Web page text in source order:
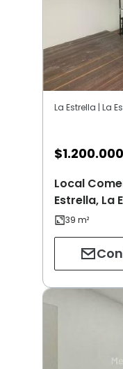
La Estrella | La
$1.200.000
Local
Estrella, La